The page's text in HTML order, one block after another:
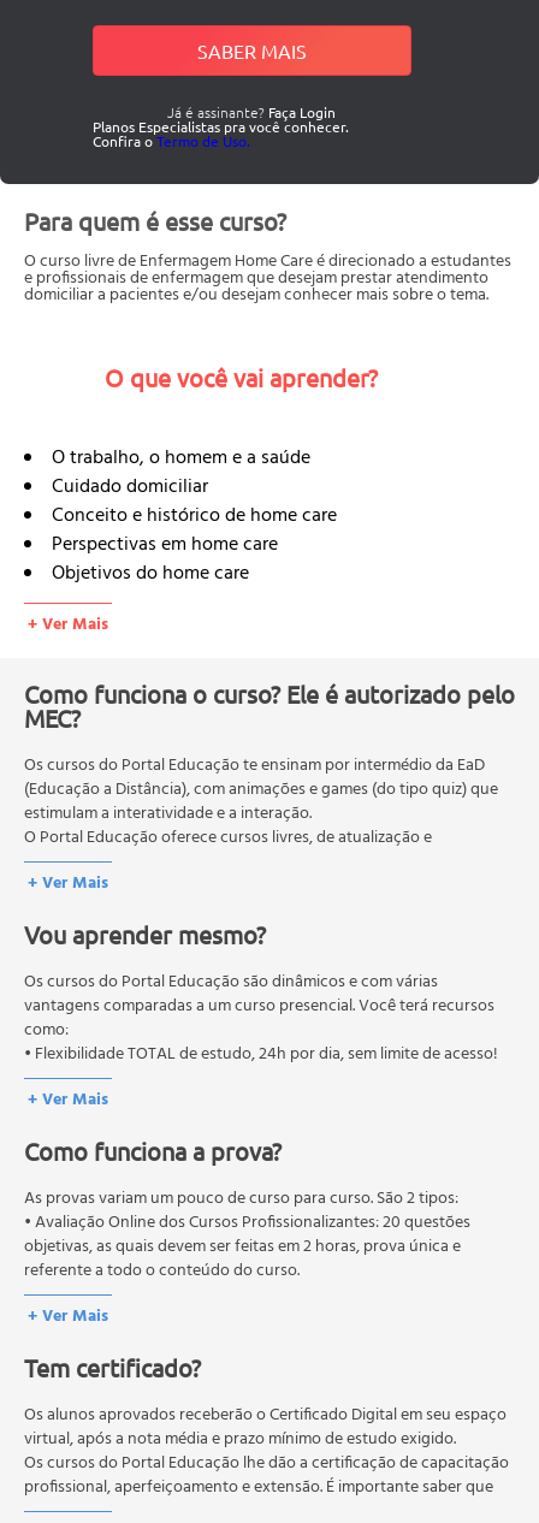
SABER MAIS
Já é assinante? Faça Login
Planos Especialistas pra você conhecer.
Confira oTermo de Uso.
Para quem é esse curso?
O curso livre de Enfermagem Home Care é direcionado a estudantes
e profissionais de enfermagem que desejam prestar atendimento
domiciliar a pacientes e/ou desejam conhecer mais sobre o tema.
O que você vai aprender?
O trabalho, o homem e a saúde
Cuidado domiciliar
Conceito e histórico de home care
Perspectivas em home care
Objetivos do home care
Benefícios do home care
Regulamentação do home care
RDC nº 07
Lei nº 8080
Recursos humanos
Conselho federal de medicina
Conselho federal de enfermagem
COFEN 267/2001
COFEN 270/2002
Conselho federal de farmácia
Conselho federal de nutrição
Trabalho em equipe multiprofissional
Direito dos pacientes
Anexo 1 - projeto de lei nº 2880/08
Anexo 2 - código de ética em home care
Enfermagem no home care
Sistematização da assistência domiciliar
Indicação do paciente ao atendimento domiciliar
Exemplo de protocolo para indicação do paciente ao
serviço de home care
Autorização do plano de saúde
Esclarecimento a paciente e familiares
Seleção do paciente e visita domiciliar
Exemplo de roteiro para visita domiciliar do enfermeiro
Plano de atendimento domiciliar
Internação domiciliar
Exemplo de formulário de prescrição médica
Desmame do serviço de home care
+ Ver Mais
Como funciona o curso? Ele é autorizado pelo
MEC?
Os cursos do Portal Educação te ensinam por intermédio da EaD
(Educação a Distância), com animações e games (do tipo quiz) que
estimulam a interatividade e a interação.
O Portal Educação oferece cursos livres, de atualização e
qualificação profissional. São destinados a proporcionar ao
profissional conhecimentos que permitam o desenvolvimento de
O MEC (Ministério da Educação), trata da política nacional de
educação em geral, mas autoriza apenas cursos de graduação e
pós-graduação. Os cursos técnicos e profissionalizantes são
autorizados pelas Secretarias Estaduais de Educação.
+ Ver Mais
Vou aprender mesmo?
Os cursos do Portal Educação são dinâmicos e com várias
vantagens comparadas a um curso presencial. Você terá recursos
como:
• Flexibilidade TOTAL de estudo, 24h por dia, sem limite de acesso!
+ Ver Mais
Como funciona a prova?
As provas variam um pouco de curso para curso. São 2 tipos:
• Avaliação Online dos Cursos Profissionalizantes: 20 questões
objetivas, as quais devem ser feitas em 2 horas, prova única e
referente a todo o conteúdo do curso.
• Avaliação Online dos Cursos Livres: 10 questões objetivas, as quais
devem ser feitas em 1 hora, prova única e referente a todo o
Os estudos, atividades e avaliações devem ser feitos dentro do
A média final deve ser igual ou superior a 60%para a conclusão e
recebimento do certificado digital do curso. Em caso de reprovação,
o aluno poderá realizar novamente a prova dentro do período do
curso quantas vezes desejar. Os cursos gratuitos não possuem nova
prova, atividades reflexivas e descritivas.
+ Ver Mais
Tem certificado?
Os alunos aprovados receberão o Certificado Digital em seu espaço
virtual, após a nota média e prazo mínimo de estudo exigido.
Os cursos do Portal Educação lhe dão a certificação de capacitação
profissional, aperfeiçoamento e extensão. É importante saber que
esses títulos não se equivalem às certificações de cursos técnicos ou